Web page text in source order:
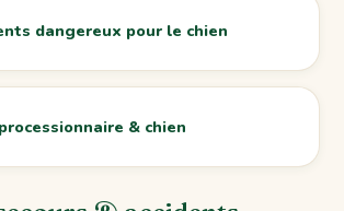
dangereux pour le chien
& chien